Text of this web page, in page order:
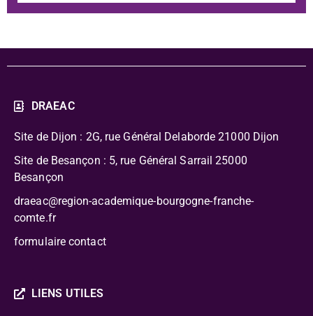
DRAEAC
Site de Dijon : 2G, rue Général Delaborde 21000 Dijon
Site de Besançon : 5, rue Général Sarrail 25000
Besançon
draeac@region-academique-bourgogne-franche-
comte.fr
formulaire contact
LIENS UTILES